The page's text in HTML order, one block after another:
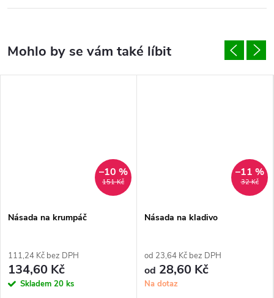
151 Kč
–10 %
Násada na krumpáč
111,24 Kč bez DPH
134,60 Kč
Skladem 20 ks
32 Kč
–11 %
Násada na kladivo
od 23,64 Kč bez DPH
od 28,60 Kč
Na dotaz